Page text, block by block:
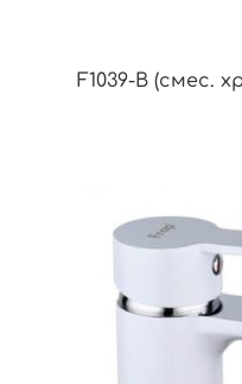
F1039-B (смес.